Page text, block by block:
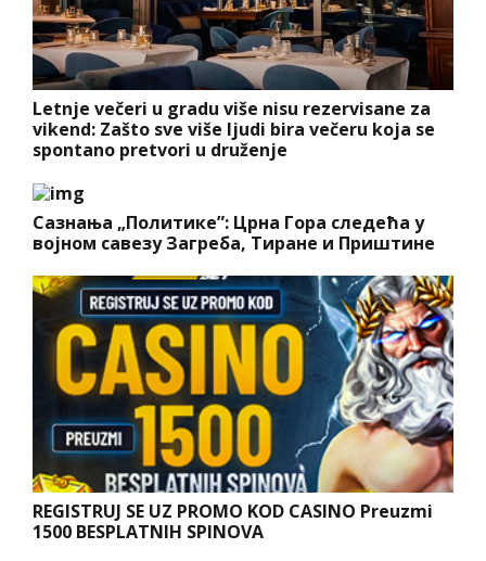
Letnje večeri u gradu više nisu rezervisane za
vikend: Zašto sve više ljudi bira večeru koja se
spontano pretvori u druženje
Сазнања „Политике”: Црна Гора следећа у
војном савезу Загреба, Тиране и Приштине
REGISTRUJ SE UZ PROMO KOD CASINO Preuzmi
1500 BESPLATNIH SPINOVA